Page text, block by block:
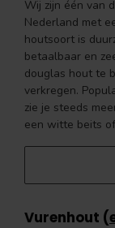
Wij zijn één van
Nederland met
houtsoort is
betaalbaar en
douglas hout te
verkregen.
zie je steeds
een witte beits
Vurenhout (